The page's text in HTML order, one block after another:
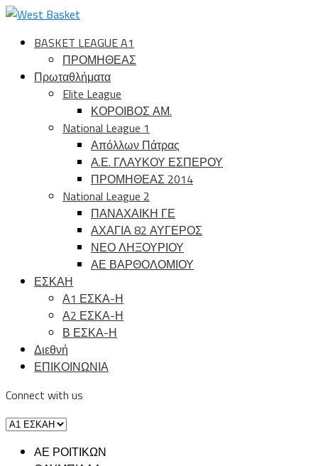
BASKET LEAGUE A1
ΠΡΟΜΗΘΕΑΣ
Πρωταθλήματα
Elite League
ΚΟΡΟΙΒΟΣ ΑΜ.
National League 1
Απόλλων Πάτρας
Α.Ε. ΓΛΑΥΚΟΥ ΕΣΠΕΡΟΥ
ΠΡΟΜΗΘΕΑΣ 2014
National League 2
ΠΑΝΑΧΑΙΚΗ ΓΕ
ΑΧΑΓΙΑ 82 ΑΥΓΕΡΟΣ
ΝΕΟ ΛΗΞΟΥΡΙΟΥ
ΑΕ ΒΑΡΘΟΛΟΜΙΟΥ
ΕΣΚΑΗ
Α1 ΕΣΚΑ-Η
Α2 ΕΣΚΑ-Η
Β ΕΣΚΑ-Η
Διεθνή
ΕΠΙΚΟΙΝΩΝΙΑ
Connect with us
ΑΕ ΡΟΙΤΙΚΩΝ